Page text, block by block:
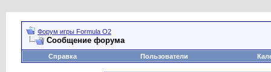
Форум игры Formula O2
Сообщение форума
Справка Пользователи